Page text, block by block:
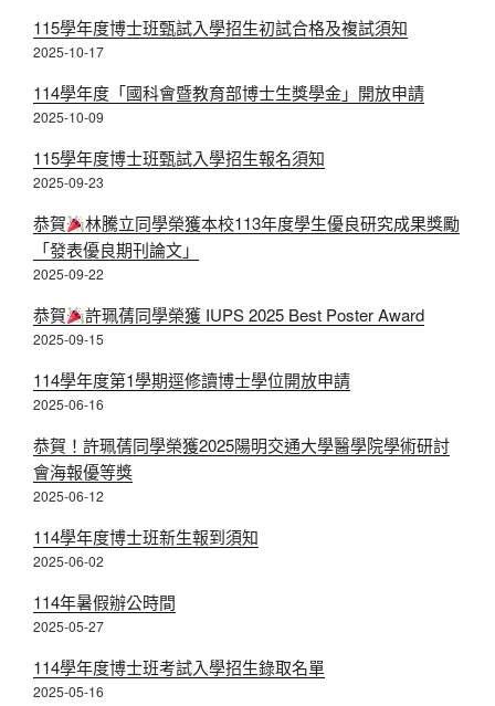
115學年度博士班甄試入學招生初試合格及複試須知
2025-10-17
114學年度「國科會暨教育部博士生獎學金」開放申請
2025-10-09
115學年度博士班甄試入學招生報名須知
2025-09-23
恭賀
林騰立同學榮獲本校113年度學生優良研究成果獎勵
「發表優良期刊論文」
2025-09-22
恭賀 許珮蒨同學榮獲 IUPS 2025 Best Poster Award
2025-09-15
114學年度第1學期逕修讀博士學位開放申請
2025-06-16
恭賀！許珮蒨同學榮獲2025陽明交通大學醫學院學術研討
會海報優等獎
2025-06-12
114學年度博士班新生報到須知
2025-06-02
114年暑假辦公時間
2025-05-27
114學年度博士班考試入學招生錄取名單
2025-05-16